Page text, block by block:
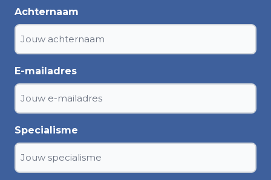
Achternaam
E-mailadres
Specialisme